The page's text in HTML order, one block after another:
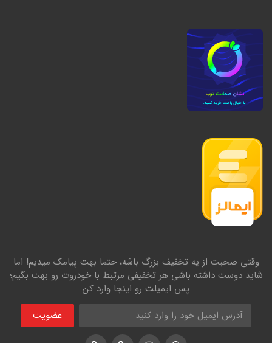
وقتی صحبت از یه تخفیف بزرگ باشه، حتما بهت پیامک میدیم! اما
شاید دوست داشته باشی هر تخفیفی مرتبط با خودروت رو بهت بگیم؛
پس ایمیلت رو اینجا وارد کن
عضویت